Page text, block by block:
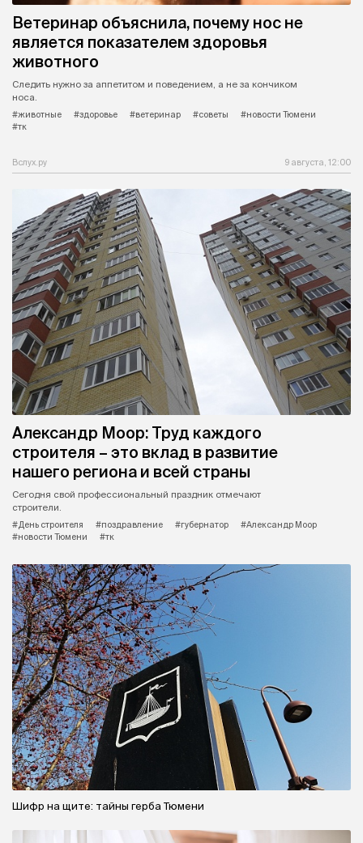
Ветеринар объяснила, почему нос не
является показателем здоровья
животного
Следить нужно за аппетитом и поведением, а не за кончиком
носа.
#животные
#здоровье #ветеринар #советы
#новости Тюмени
#тк
Вслух.ру 9 августа, 12:00
Александр Моор: Труд каждого
строителя – это вклад в развитие
нашего региона и всей страны
Сегодня свой профессиональный праздник отмечают
строители.
#День строителя
#поздравление #губернатор
#Александр Моор
#новости Тюмени
#тк
Шифр на щите: тайны герба Тюмени